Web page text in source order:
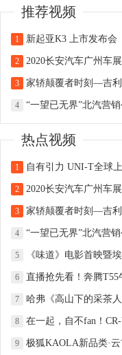
推荐视频
1 新起亚K3 上市发布会
2 2020长安汽车广州车
3 家轿颠覆者时刻—吉
4 “一望已无界”北汽营
热点视频
1 自有引力 UNI-T全球
2 2020长安汽车广州车
3 家轿颠覆者时刻—吉
4 “一望已无界”北汽营
5 《味道》电影首映暨
6 直播抢先看！奔腾T55
7 哈弗《高山下的采茶
8 在一起，自不fan！
9 极狐KAOLA新品类·云